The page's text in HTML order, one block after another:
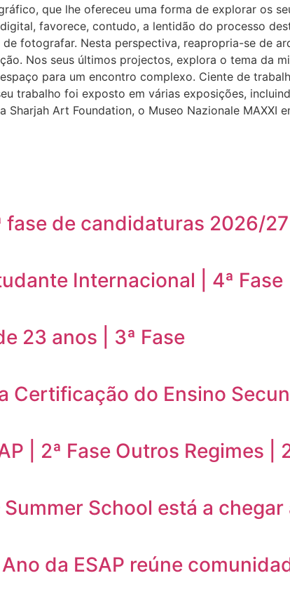
que lhe ofereceu uma forma de explorar os
favorece, contudo, a lentidão do processo
fotografar. Nesta perspectiva, reapropria-se de
Nos seus últimos projectos, explora o tema da
para um encontro complexo. Ciente de
trabalho foi exposto em várias exposições,
Sharjah Art Foundation, o Museo Nazionale MAXXI
fase de candidaturas 2026/27
Internacional | 4ª Fase
23 anos | 3ª Fase
Certificação do Ensino
| 2ª Fase Outros Regimes |
School está a chegar
da ESAP reúne